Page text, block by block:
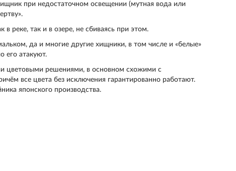
при недостаточном освещении (мутная вода или
реке, так и в озере, не сбиваясь при этом.
да и многие другие хищники, в том числе и «белые»
его атакуют.
цветовыми решениями, в основном схожими с
все цвета без исключения гарантированно работают.
японского производства.